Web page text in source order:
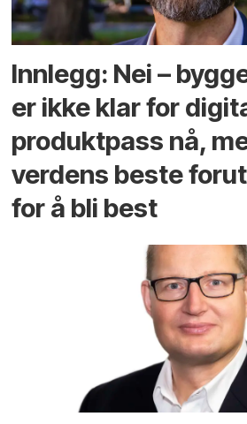
Innlegg: Nei –
er ikke klar for
produktpass nå,
verdens beste
for å bli best